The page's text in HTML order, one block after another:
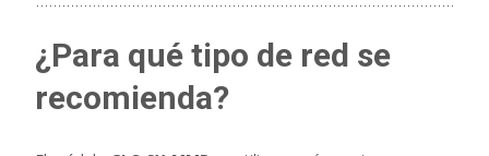
¿Para qué tipo de red se
recomienda?